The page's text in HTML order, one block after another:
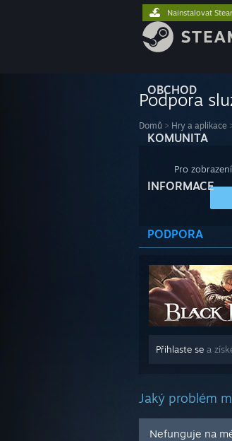
OBCHOD
KOMUNITA
INFORMACE
PODPORA
Nainstalovat
Podpora
Domů > Hry a aplikace
Pro
Přihlaste se a
Jaký problém
Nefunguje na